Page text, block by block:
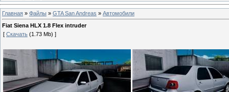
Главная » Файлы » GTA San Andreas » Автомобили
Fiat Siena HLX 1.8 Flex intruder
[ Скачать (1.73 Mb) ]